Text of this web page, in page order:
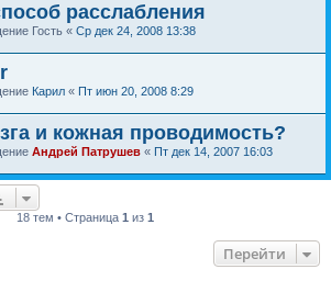
расслабления
Гость « Ср дек 24, 2008 13:38
Карил « Пт июн 20, 2008 8:29
и кожная проводимость?
Андрей Патрушев « Пт дек 14, 2007 16:03
18 тем • Страница 1 из 1
Перейти